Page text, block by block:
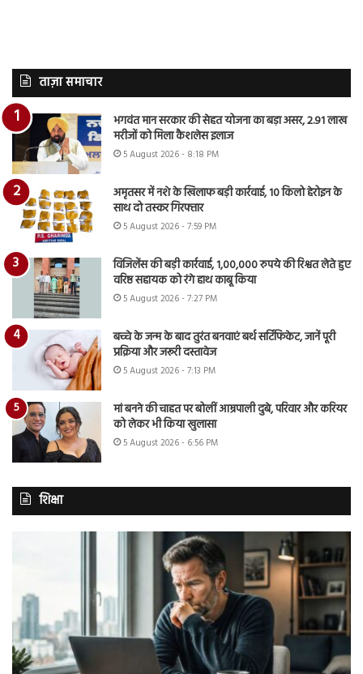
ताज़ा समाचार
भगवंत मान सरकार की सेहत योजना का बड़ा असर, 2.91 लाख
मरीजों को मिला कैशलेस इलाज
5 August 2026 - 8:18 PM
अमृतसर में नशे के खिलाफ बड़ी कार्रवाई, 10 किलो हेरोइन के
साथ दो तस्कर गिरफ्तार
5 August 2026 - 7:59 PM
विजिलेंस की बड़ी कार्रवाई, 1,00,000 रुपये की रिश्वत लेते हुए
वरिष्ठ सहायक को रंगे हाथ काबू किया
5 August 2026 - 7:27 PM
बच्चे के जन्म के बाद तुरंत बनवाएं बर्थ सर्टिफिकेट, जानें पूरी
प्रक्रिया और जरूरी दस्तावेज
5 August 2026 - 7:13 PM
मां बनने की चाहत पर बोलीं आम्रपाली दुबे, परिवार और करियर
को लेकर भी किया खुलासा
5 August 2026 - 6:56 PM
शिक्षा